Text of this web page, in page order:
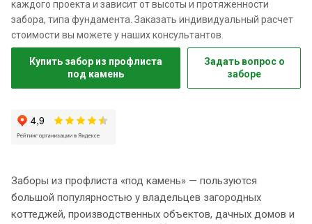
каждого проекта и зависит от высоты и протяженности
забора, типа фундамента. Заказать индивидуальный расчет
стоимости вы можете у наших консультантов.
Купить забор из профлиста
под камень
Задать вопрос о
заборе
Заборы из профлиста «под камень» — пользуются
большой популярностью у владельцев загородных
коттеджей, производственных объектов, дачных домов и